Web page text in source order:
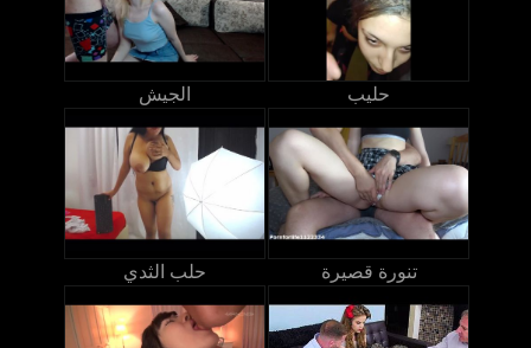
الجيش حليب
حلب الثدي تنورة قصيرة